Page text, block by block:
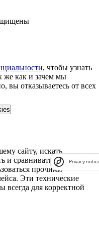
, чтобы узнать
же как и зачем мы
вы отказываетесь от всех
сайту, искать
и сравнивать их,
прочими
Эти технические
для корректной
Privacy